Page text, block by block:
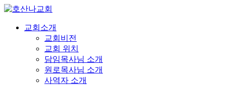
교회소개
교회비전
교회 위치
담임목사님 소개
원로목사님 소개
사역자 소개